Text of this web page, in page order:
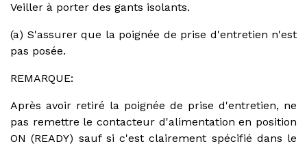
Veiller à porter des gants isolants.
(a) S'assurer que la poignée de prise d'entretien n'est
pas posée.
REMARQUE:
Après avoir retiré la poignée de prise d'entretien, ne
pas remettre le contacteur d'alimentation en position
ON (READY) sauf si c'est clairement spécifié dans le